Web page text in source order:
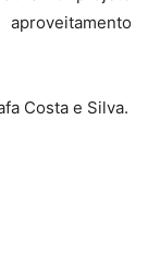
Costa e Silva.